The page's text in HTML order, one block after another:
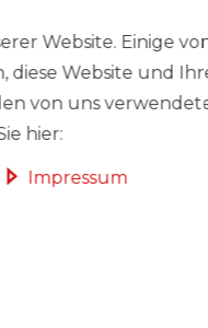
Zweiräder
Website. Einige
diese Website und
von uns
hier:
Impressum